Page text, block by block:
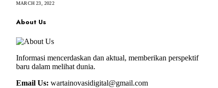
MARCH 23, 2022
About Us
Informasi mencerdaskan dan aktual, memberikan perspektif
baru dalam melihat dunia.
Email Us: wartainovasidigital@gmail.com